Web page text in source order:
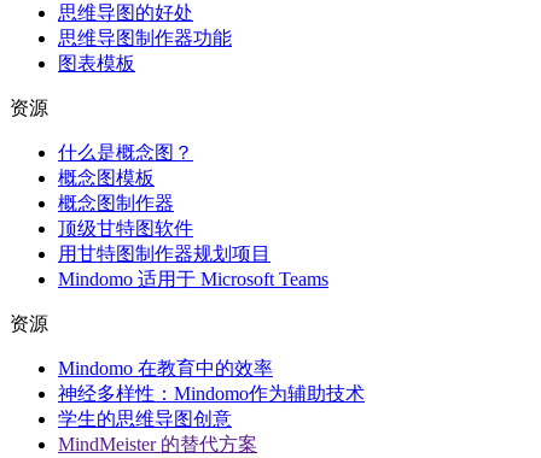
思维导图的好处
思维导图制作器功能
图表模板
资源
什么是概念图？
概念图模板
概念图制作器
顶级甘特图软件
用甘特图制作器规划项目
Mindomo 适用于 Microsoft Teams
资源
Mindomo 在教育中的效率
神经多样性：Mindomo作为辅助技术
学生的思维导图创意
MindMeister 的替代方案